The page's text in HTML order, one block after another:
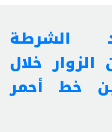
الشرطة
الزوار خلال
خط أحمر